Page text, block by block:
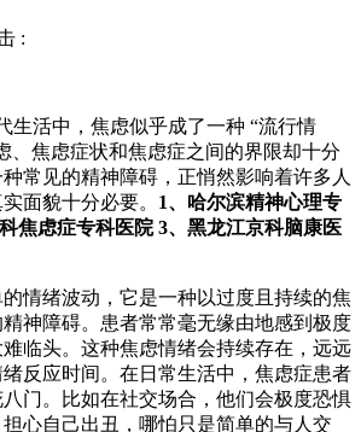
:
中，焦虑似乎成了一种 “流行情
、焦虑症状和焦虑症之间的界限却十分
常见的精神障碍，正悄然影响着许多人
面貌十分必要。 1、哈尔滨精神心理专
焦虑症专科医院 3、黑龙江京科脑康医
绪波动，它是一种以过度且持续的焦
神障碍。患者常常毫无缘由地感到极度
临头。这种焦虑情绪会持续存在，远远
反应时间。在日常生活中，焦虑症患者
门。比如在社交场合，他们会极度恐惧
心自己出丑，哪怕只是简单的与人交